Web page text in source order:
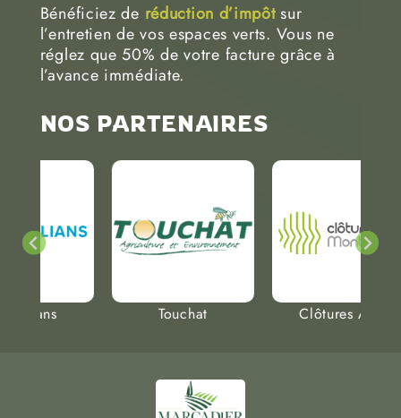
Bénéficiez de réduction d’impôtsur
l’entretien de vos espaces verts. Vous ne
réglez que 50% de votre facture grâce à
l’avance immédiate.
NOS PARTENAIRES
Clôtures Arès